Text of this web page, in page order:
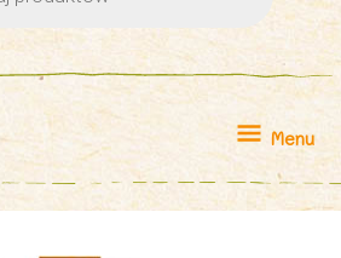
Menu
Menu